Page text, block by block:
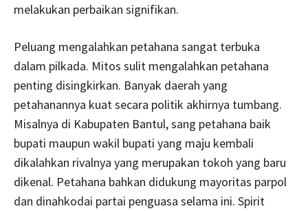
melakukan perbaikan signifikan.
Peluang mengalahkan petahana sangat terbuka
dalam pilkada. Mitos sulit mengalahkan petahana
penting disingkirkan. Banyak daerah yang
petahanannya kuat secara politik akhirnya tumbang.
Misalnya di Kabupaten Bantul, sang petahana baik
bupati maupun wakil bupati yang maju kembali
dikalahkan rivalnya yang merupakan tokoh yang baru
dikenal. Petahana bahkan didukung mayoritas parpol
dan dinahkodai partai penguasa selama ini. Spirit